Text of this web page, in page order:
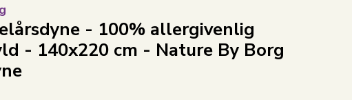
- 100% allergivenlig
- 140x220 cm - Nature By Borg